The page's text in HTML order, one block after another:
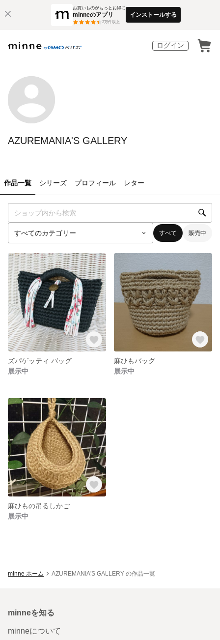
お買いものがもっとお得に
minneのアプリ
3万件以上
インストールする
ログイン
AZUREMANIA'S GALLERY
作品一覧 シリーズ プロフィール レター
すべて 販売中
ズパゲッティ バッグ
展示中
麻ひもバッグ
展示中
麻ひもの吊るしかご
展示中
minne ホーム AZUREMANIA'S GALLERY の作品一覧
minneを知る
minneについて